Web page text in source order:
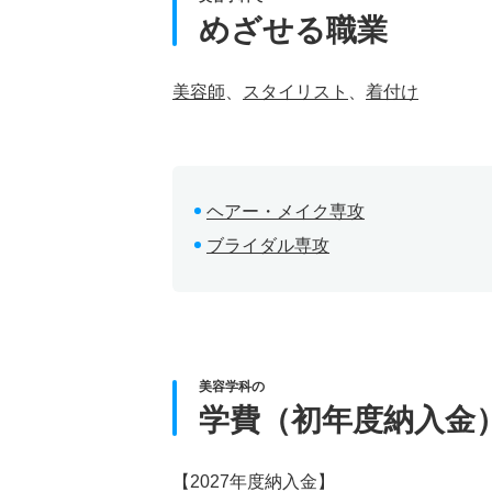
めざせる職業
美容師 スタイリスト 着付け
ヘアー・メイク専攻
ブライダル専攻
美容学科の
学費（初年度納入金
【2027年度納入金】